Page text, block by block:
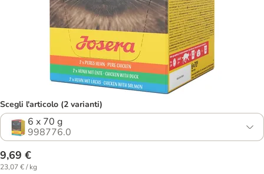
Scegli l'articolo (2 varianti)
6 x 70 g
998776.0
9,69 €
23,07 € / kg